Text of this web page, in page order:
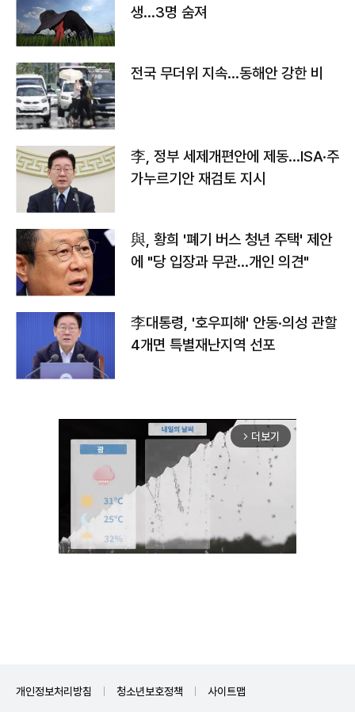
생…3명 숨져
전국 무더위 지속…동해안 강한 비
李, 정부 세제개편안에 제동…ISA·주
가누르기안 재검토 지시
與, 황희 '폐기 버스 청년 주택' 제안
에 "당 입장과 무관…개인 의견"
李대통령, '호우피해' 안동·의성 관할
4개면 특별재난지역 선포
arrow_forward_ios 더보기
개인정보처리방침 청소년보호정책 사이트맵